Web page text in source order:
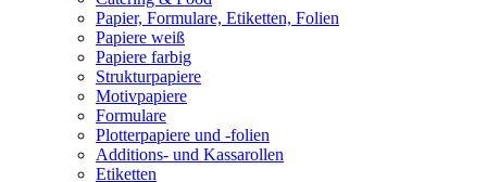
Papier, Formulare, Etiketten, Folien
Papiere weiß
Papiere farbig
Strukturpapiere
Motivpapiere
Formulare
Plotterpapiere und -folien
Additions- und Kassarollen
Etiketten